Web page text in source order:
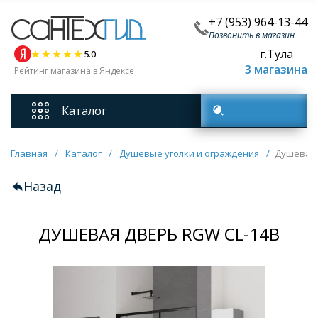
+7 (953) 964-13-44
Позвонить в магазин
5.0
Рейтинг магазина в Яндексе
г.Тула
3 магазина
Каталог
Смесители
Унитазы
Мебель для ванных комнат
Главная / Каталог / Душевые уголки и ограждения / Душевая
Назад
ДУШЕВАЯ ДВЕРЬ RGW CL-14B